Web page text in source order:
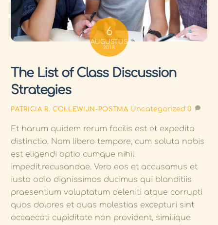
6
AUGUSTUS
2018
The List of Class Discussion
Strategies
PATRICIA R. COLLEWIJN-POSTMA Uncategorized 0
Et harum quidem rerum facilis est et expedita
distinctio. Nam libero tempore, cum soluta nobis
est eligendi optio cumque nihil
impedit.recusandae. Vero eos et accusamus et
iusto odio dignissimos ducimus qui blanditiis
praesentium voluptatum deleniti atque corrupti
quos dolores et quas molestias excepturi sint
occaecati cupiditate non provident, similique